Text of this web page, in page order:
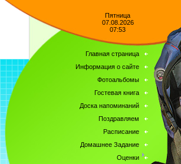
Пятница
07.08.2026
07:53
Главная страница
Информация о сайте
Фотоальбомы
Гостевая книга
Доска напоминаний
Поздравляем
Расписание
Домашнее Задание
Оценки